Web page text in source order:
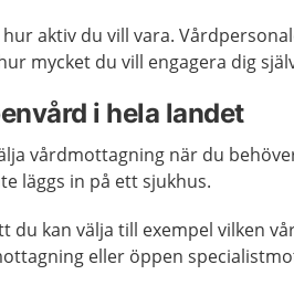
hur aktiv du vill vara.
mycket du vill engagera dig
i hela landet
vårdmottagning när du
läggs in på ett sjukhus.
du kan välja till exempel vilken
eller öppen